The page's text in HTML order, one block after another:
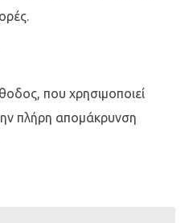
που χρησιμοποιεί
πλήρη απομάκρυνση